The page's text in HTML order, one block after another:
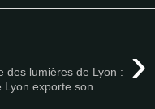
›
des lumières de Lyon :
Lyon exporte son